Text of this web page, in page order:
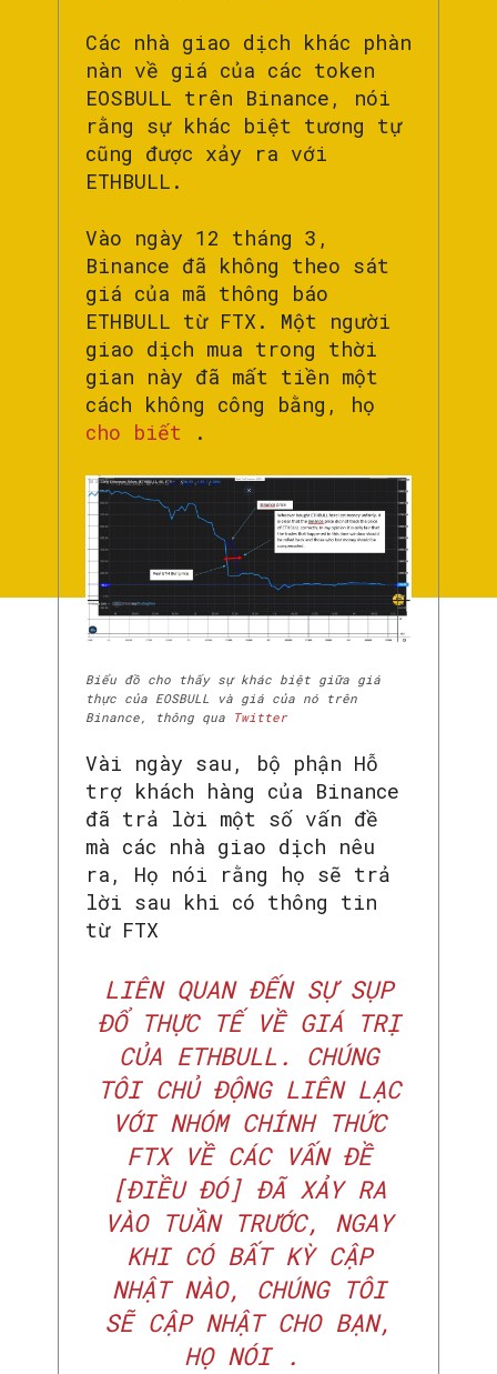
Các nhà giao dịch khác phàn
nàn về giá của các token
EOSBULL trên Binance, nói
rằng sự khác biệt tương tự
cũng được xảy ra với
ETHBULL.
Vào ngày 12 tháng 3,
Binance đã không theo sát
giá của mã thông báo
ETHBULL từ FTX. Một người
giao dịch mua trong thời
gian này đã mất tiền một
cách không công bằng, họ
cho biết .
Biểu đồ cho thấy sự khác biệt giữa giá
thực của EOSBULL và giá của nó trên
Binance, thông qua Twitter
Vài ngày sau, bộ phận Hỗ
trợ khách hàng của Binance
đã trả lời một số vấn đề
mà các nhà giao dịch nêu
ra, Họ nói rằng họ sẽ trả
lời sau khi có thông tin
từ FTX
LIÊN QUAN ĐẾN SỰ SỤP
ĐỔ THỰC TẾ VỀ GIÁ TRỊ
CỦA ETHBULL. CHÚNG
TÔI CHỦ ĐỘNG LIÊN LẠC
VỚI NHÓM CHÍNH THỨC
FTX VỀ CÁC VẤN ĐỀ
[ĐIỀU ĐÓ] ĐÃ XẢY RA
VÀO TUẦN TRƯỚC, NGAY
KHI CÓ BẤT KỲ CẬP
NHẬT NÀO, CHÚNG TÔI
SẼ CẬP NHẬT CHO BẠN,
HỌ NÓI.